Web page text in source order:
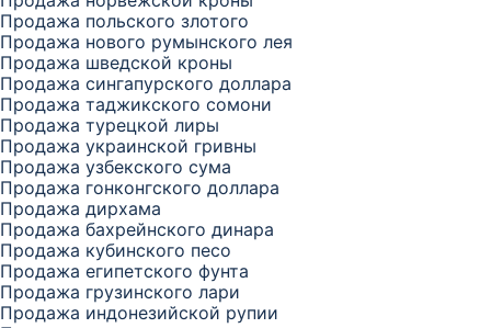
Продажа польского злотого
Продажа нового румынского лея
Продажа шведской кроны
Продажа сингапурского доллара
Продажа таджикского сомони
Продажа турецкой лиры
Продажа украинской гривны
Продажа узбекского сума
Продажа гонконгского доллара
Продажа дирхама
Продажа бахрейнского динара
Продажа кубинского песо
Продажа египетского фунта
Продажа грузинского лари
Продажа индонезийской рупии